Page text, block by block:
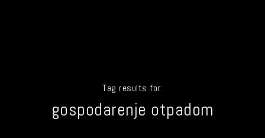
Tag results for:
gospodarenje otpadom